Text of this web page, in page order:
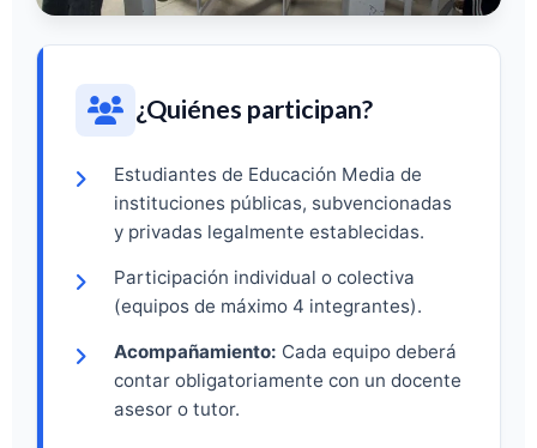
¿Quiénes participan?
Estudiantes de Educación Media de
instituciones públicas, subvencionadas
y privadas legalmente establecidas.
Participación individual o colectiva
(equipos de máximo 4 integrantes).
Acompañamiento: Cada equipo deberá
contar obligatoriamente con un docente
asesor o tutor.